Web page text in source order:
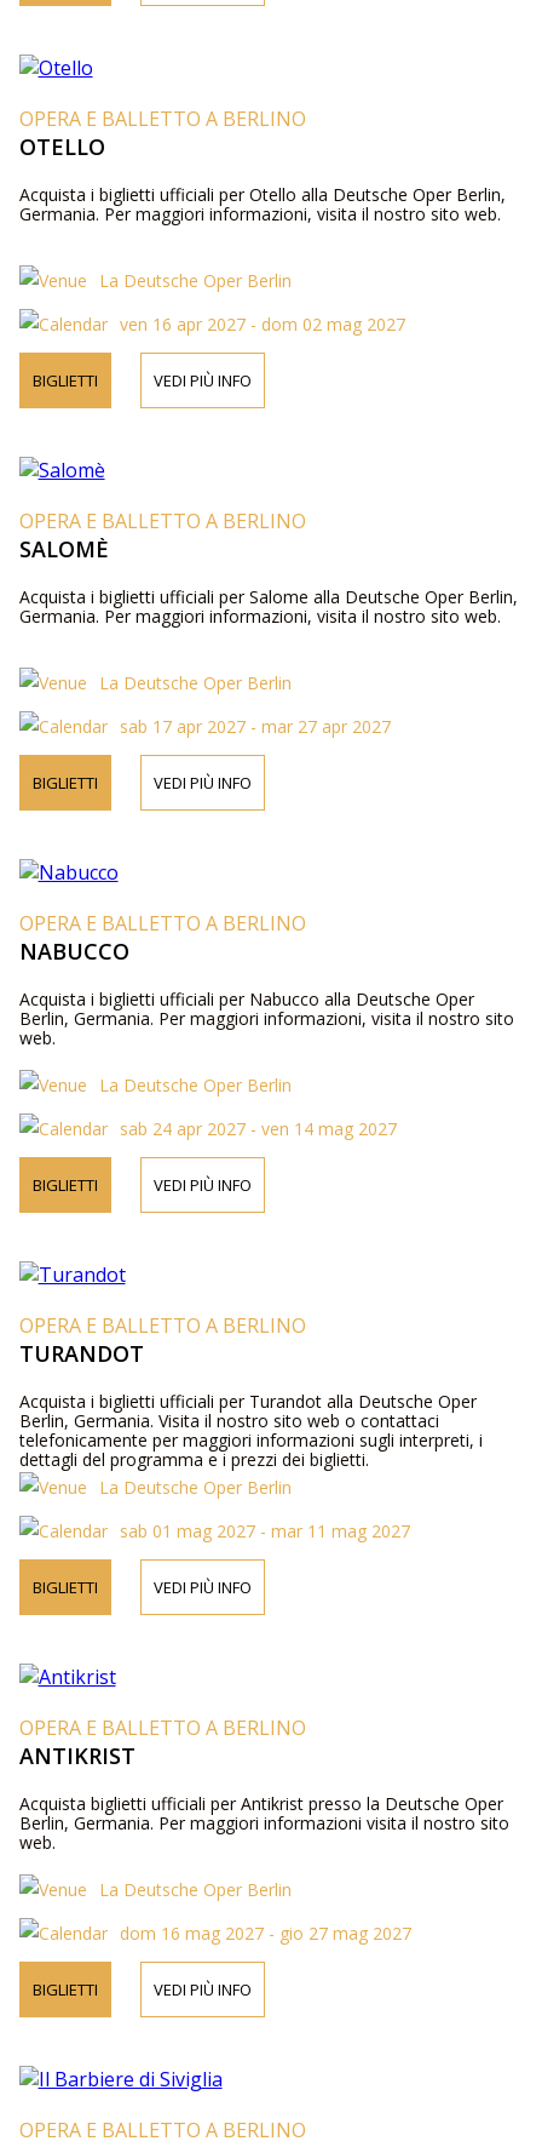
OPERA E BALLETTO A BERLINO
OTELLO
Acquista i biglietti ufficiali per Otello alla Deutsche Oper Berlin,
Germania. Per maggiori informazioni, visita il nostro sito web.
La Deutsche Oper Berlin
ven 16 apr 2027 - dom 02 mag 2027
BIGLIETTI VEDI PIÙ INFO
OPERA E BALLETTO A BERLINO
SALOMÈ
Acquista i biglietti ufficiali per Salome alla Deutsche Oper Berlin,
Germania. Per maggiori informazioni, visita il nostro sito web.
La Deutsche Oper Berlin
sab 17 apr 2027 - mar 27 apr 2027
BIGLIETTI VEDI PIÙ INFO
OPERA E BALLETTO A BERLINO
NABUCCO
Acquista i biglietti ufficiali per Nabucco alla Deutsche Oper
Berlin, Germania. Per maggiori informazioni, visita il nostro sito
web.
La Deutsche Oper Berlin
sab 24 apr 2027 - ven 14 mag 2027
BIGLIETTI VEDI PIÙ INFO
OPERA E BALLETTO A BERLINO
TURANDOT
Acquista i biglietti ufficiali per Turandot alla Deutsche Oper
Berlin, Germania. Visita il nostro sito web o contattaci
telefonicamente per maggiori informazioni sugli interpreti, i
dettagli del programma e i prezzi dei biglietti.
La Deutsche Oper Berlin
sab 01 mag 2027 - mar 11 mag 2027
BIGLIETTI VEDI PIÙ INFO
OPERA E BALLETTO A BERLINO
ANTIKRIST
Acquista biglietti ufficiali per Antikrist presso la Deutsche Oper
Berlin, Germania. Per maggiori informazioni visita il nostro sito
web.
La Deutsche Oper Berlin
dom 16 mag 2027 - gio 27 mag 2027
BIGLIETTI VEDI PIÙ INFO
OPERA E BALLETTO A BERLINO